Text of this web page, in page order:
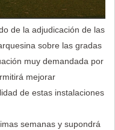
de la adjudicación de las
sobre las gradas
muy demandada por
mejorar
de estas instalaciones
semanas y supondrá